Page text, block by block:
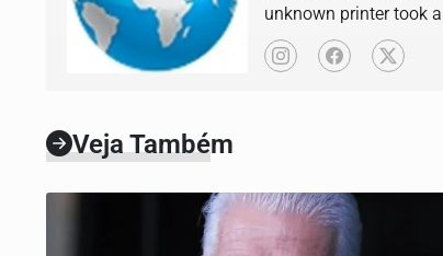
unknown printer took
book.
Veja Também